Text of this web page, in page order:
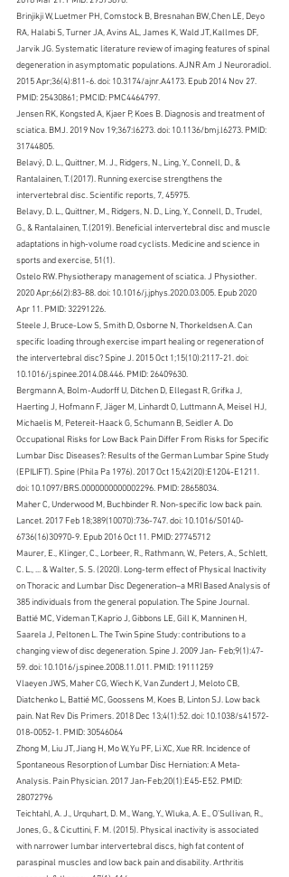
Brinjikji W, Luetmer PH, Comstock B, Bresnahan BW, Chen LE, Deyo
RA, Halabi S, Turner JA, Avins AL, James K, Wald JT, Kallmes DF,
Jarvik JG. Systematic literature review of imaging features of spinal
degeneration in asymptomatic populations. AJNR Am J Neuroradiol.
2015 Apr;36(4):811-6. doi: 10.3174/ajnr.A4173. Epub 2014 Nov 27.
PMID: 25430861; PMCID: PMC4464797.
Jensen RK, Kongsted A, Kjaer P, Koes B. Diagnosis and treatment of
sciatica. BMJ. 2019 Nov 19;367:l6273. doi: 10.1136/bmj.l6273. PMID:
31744805.
Belavý, D. L., Quittner, M. J., Ridgers, N., Ling, Y., Connell, D., &
Rantalainen, T. (2017). Running exercise strengthens the
intervertebral disc. Scientific reports, 7, 45975.
Belavy, D. L., Quittner, M., Ridgers, N. D., Ling, Y., Connell, D., Trudel,
G., & Rantalainen, T. (2019). Beneficial intervertebral disc and muscle
adaptations in high-volume road cyclists. Medicine and science in
sports and exercise, 51(1).
Ostelo RW. Physiotherapy management of sciatica. J Physiother.
2020 Apr;66(2):83-88. doi: 10.1016/j.jphys.2020.03.005. Epub 2020
Apr 11. PMID: 32291226.
Steele J, Bruce-Low S, Smith D, Osborne N, Thorkeldsen A. Can
specific loading through exercise impart healing or regeneration of
the intervertebral disc? Spine J. 2015 Oct 1;15(10):2117-21. doi:
10.1016/j.spinee.2014.08.446. PMID: 26409630.
Bergmann A, Bolm-Audorff U, Ditchen D, Ellegast R, Grifka J,
Haerting J, Hofmann F, Jäger M, Linhardt O, Luttmann A, Meisel HJ,
Michaelis M, Petereit-Haack G, Schumann B, Seidler A. Do
Occupational Risks for Low Back Pain Differ From Risks for Specific
Lumbar Disc Diseases?: Results of the German Lumbar Spine Study
(EPILIFT). Spine (Phila Pa 1976). 2017 Oct 15;42(20):E1204-E1211.
doi: 10.1097/BRS.0000000000002296. PMID: 28658034.
Maher C, Underwood M, Buchbinder R. Non-specific low back pain.
Lancet. 2017 Feb 18;389(10070):736-747. doi: 10.1016/S0140-
6736(16)30970-9. Epub 2016 Oct 11. PMID: 27745712
Maurer, E., Klinger, C., Lorbeer, R., Rathmann, W., Peters, A., Schlett,
C. L., ... & Walter, S. S. (2020). Long-term effect of Physical Inactivity
on Thoracic and Lumbar Disc Degeneration–a MRI Based Analysis of
385 individuals from the general population. The Spine Journal.
Battié MC, Videman T, Kaprio J, Gibbons LE, Gill K, Manninen H,
Saarela J, Peltonen L. The Twin Spine Study: contributions to a
changing view of disc degeneration. Spine J. 2009 Jan- Feb;9(1):47-
59. doi: 10.1016/j.spinee.2008.11.011. PMID: 19111259
Vlaeyen JWS, Maher CG, Wiech K, Van Zundert J, Meloto CB,
Diatchenko L, Battié MC, Goossens M, Koes B, Linton SJ. Low back
pain. Nat Rev Dis Primers. 2018 Dec 13;4(1):52. doi: 10.1038/s41572-
018-0052-1. PMID: 30546064
Zhong M, Liu JT, Jiang H, Mo W, Yu PF, Li XC, Xue RR. Incidence of
Spontaneous Resorption of Lumbar Disc Herniation: A Meta-
Analysis. Pain Physician. 2017 Jan-Feb;20(1):E45-E52. PMID:
28072796
Teichtahl, A. J., Urquhart, D. M., Wang, Y., Wluka, A. E., O’Sullivan, R.,
Jones, G., & Cicuttini, F. M. (2015). Physical inactivity is associated
with narrower lumbar intervertebral discs, high fat content of
paraspinal muscles and low back pain and disability. Arthritis